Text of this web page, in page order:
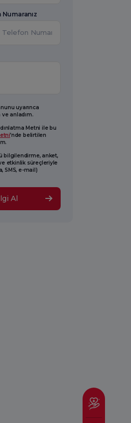
uyarınca
anladım.
Metni ile bu
’nde belirtilen
bilgilendirme, anket,
etkinlik süreçleriyle
SMS, e-mail)
Al